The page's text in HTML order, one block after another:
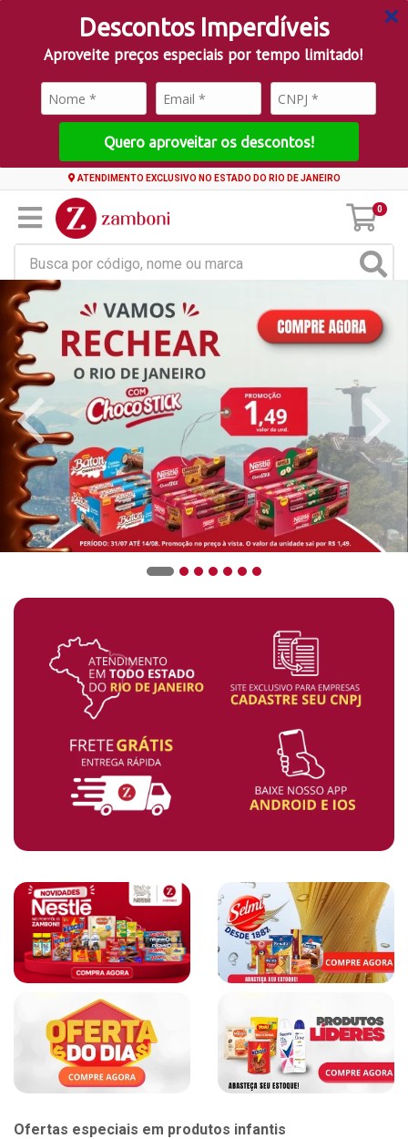
Descontos Imperdíveis
Aproveite preços especiais por tempo limitado!
Quero aproveitar os descontos!
ATENDIMENTO EXCLUSIVO NO ESTADO DO RIO DE JANEIRO
0
Ofertas especiais em produtos infantis